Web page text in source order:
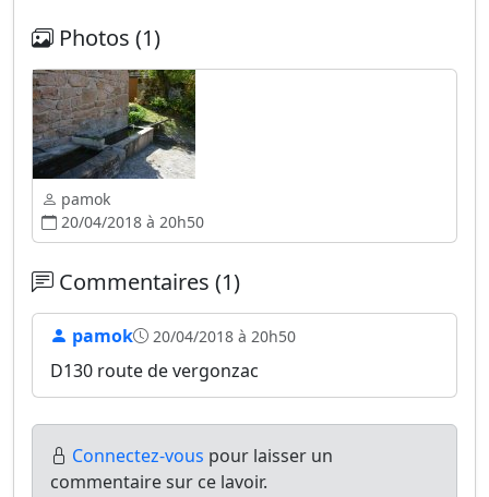
Photos (1)
pamok
20/04/2018 à 20h50
Commentaires (1)
pamok 20/04/2018 à 20h50
D130 route de vergonzac
Connectez-vous pour laisser un
commentaire sur ce lavoir.